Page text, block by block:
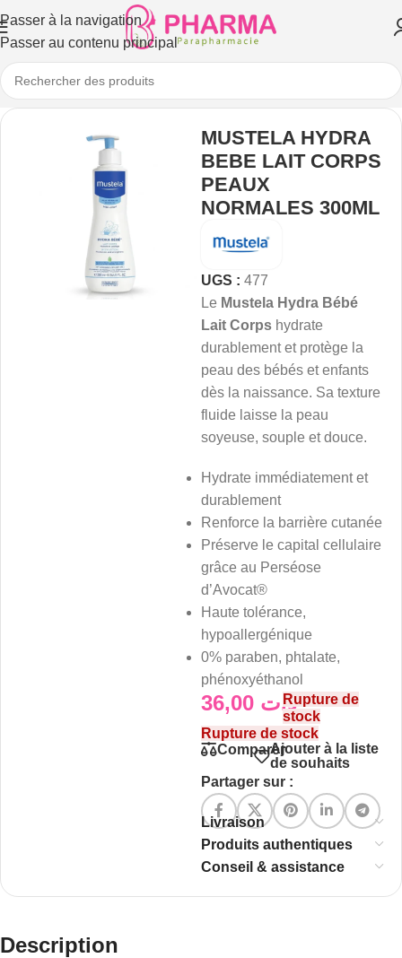
Passer à la navigation
Passer au contenu principal
MUSTELA HYDRA
BEBE LAIT CORPS
PEAUX
NORMALES 300ML
UGS : 477
Le Mustela Hydra Bébé
Lait Corps hydrate
durablement et protège la
peau des bébés et enfants
dès la naissance. Sa texture
fluide laisse la peau
soyeuse, souple et douce.
Hydrate immédiatement et
durablement
Renforce la barrière cutanée
Préserve le capital cellulaire
grâce au Perséose
d’Avocat®
Haute tolérance,
hypoallergénique
0% paraben, phtalate,
phénoxyéthanol
د.تRupture de
stock
Rupture de stock
ComparerAjouter à la liste
de souhaits
Partager sur :
Livraison
Produits authentiques
Conseil & assistance
Description